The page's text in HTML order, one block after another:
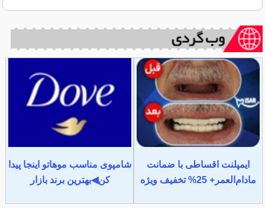
ایمپلنت اقساطی با ضمانت
مادام‌العمر+ 25% تخفیف ویژه
شامپوی مناسب موهاتو اینجا پیدا
کن◀بهترین برند بازار